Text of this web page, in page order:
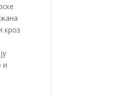
кроз
и